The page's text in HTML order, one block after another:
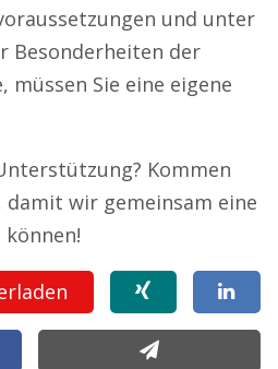
und unter
Besonderheiten der
müssen Sie eine eigene
Kommen
damit wir gemeinsam eine